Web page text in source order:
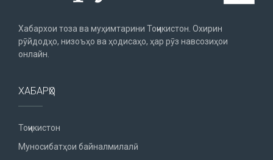
Хабархои тоза ва муҳимтарини Тоҷикистон. Охирин
рӯйдодҳо, низоъҳо ва ҳодисаҳо, ҳар рӯз навсозиҳои
онлайн.
ХАБАРҲО
Тоҷикистон
Муносибатҳои байналмилалӣ